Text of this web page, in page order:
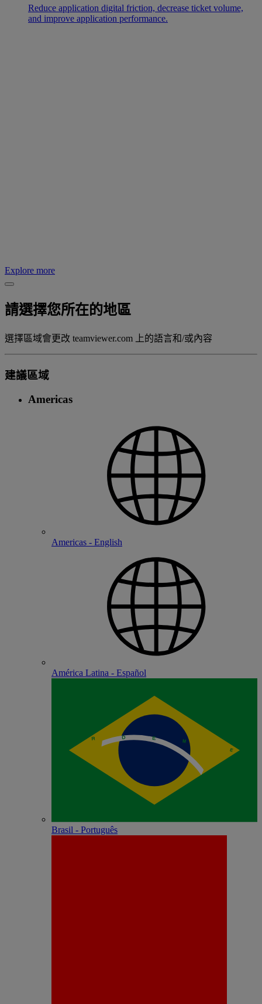
Reduce application digital friction, decrease ticket volume,
and improve application performance.
Explore more
請選擇您所在的地區
選擇區域會更改 teamviewer.com 上的語言和/或內容
建議區域
Americas
Americas - English
América Latina - Español
Brasil - Português